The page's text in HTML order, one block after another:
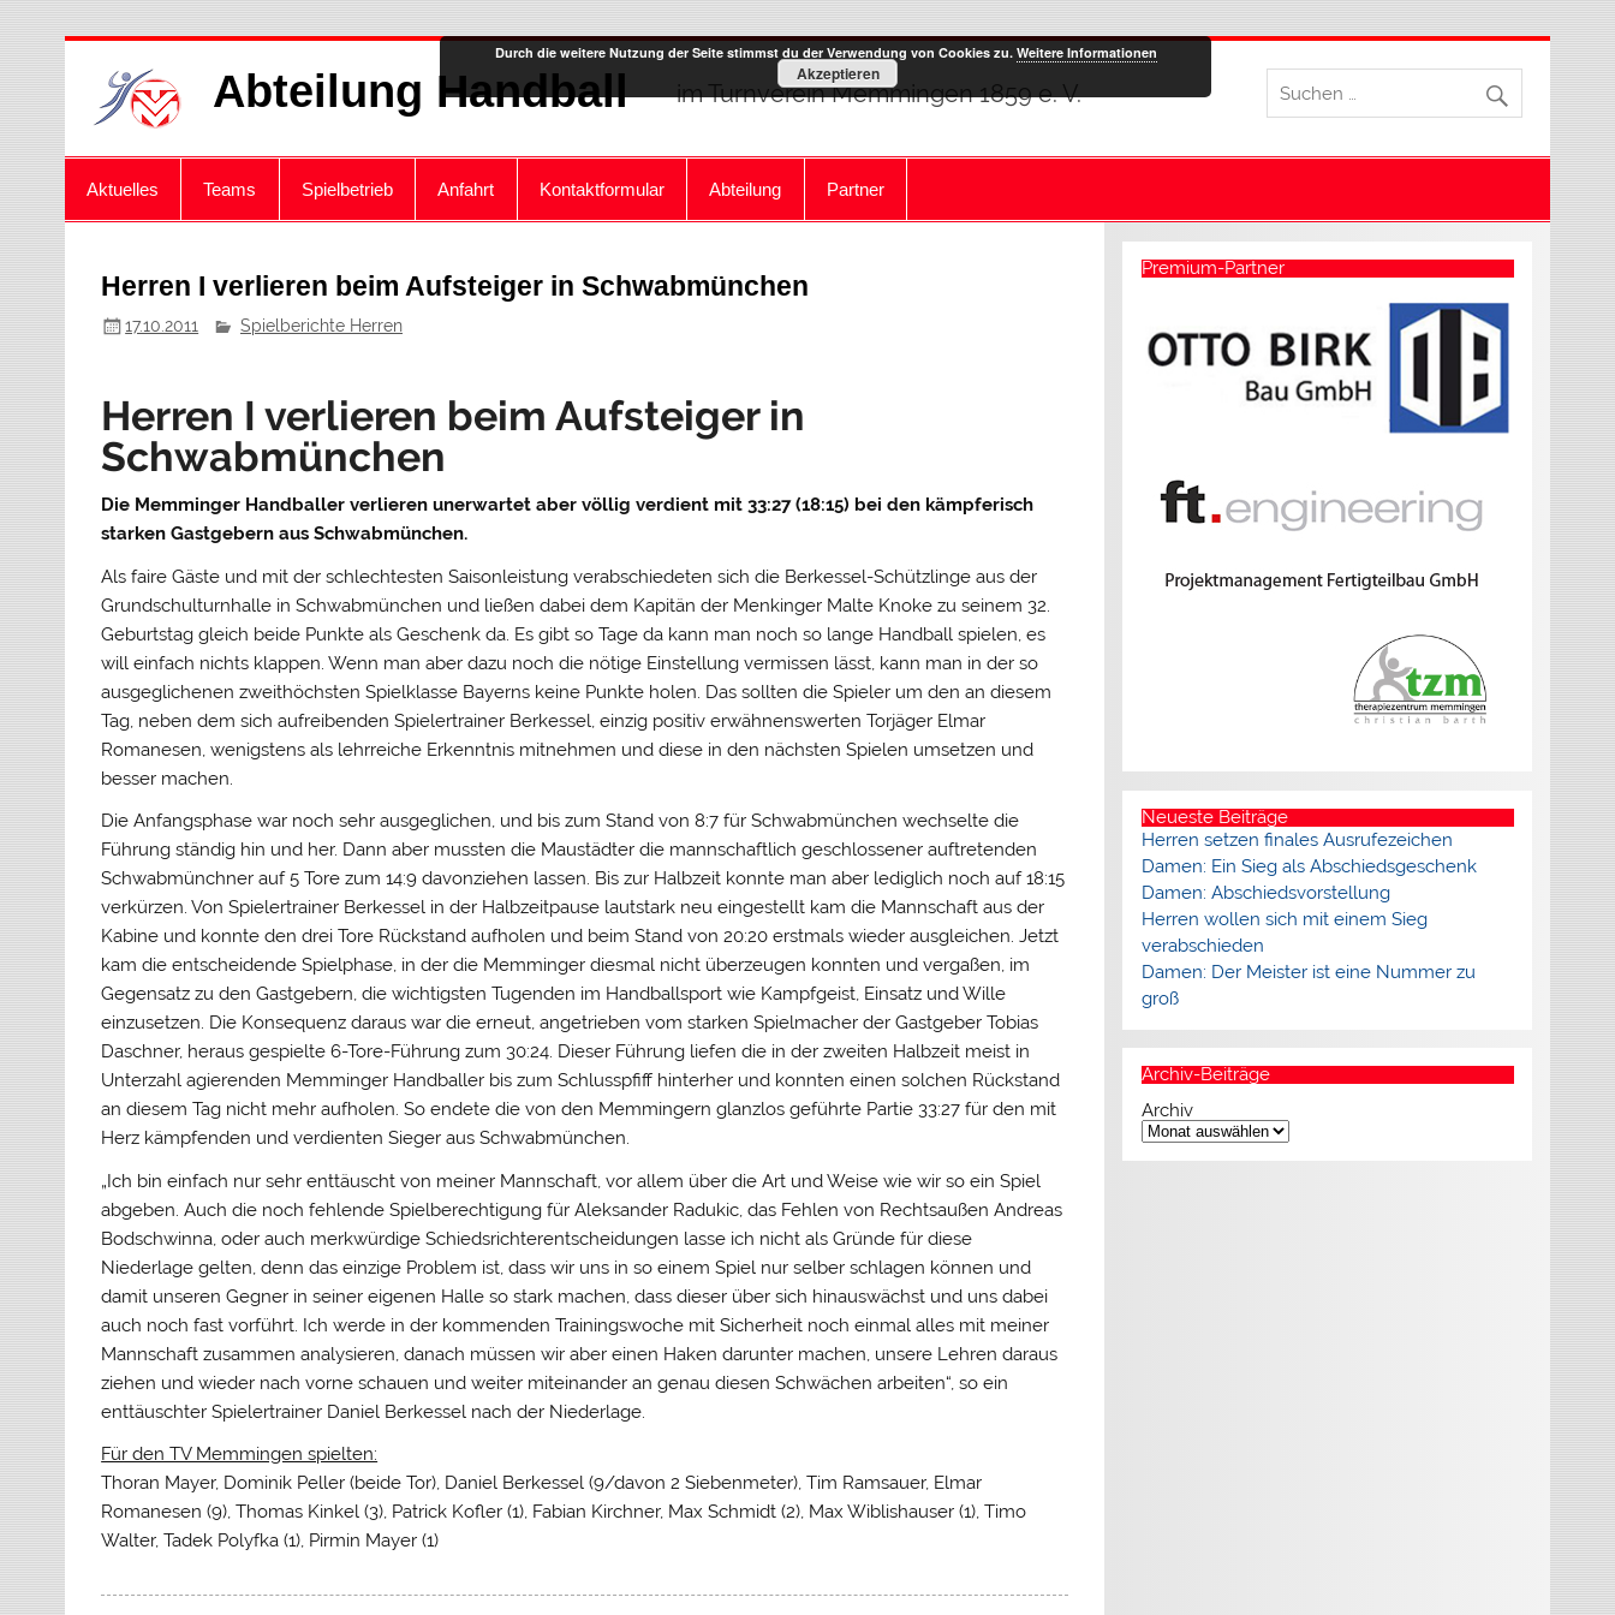
Abteilung Handball im Turnverein Memmingen 1859 e. V.
Aktuelles Teams Spielbetrieb Anfahrt Kontaktformular Abteilung Partner
Herren I verlieren beim Aufsteiger in Schwabmünchen
17.10.2011 Spielberichte Herren
Herren I verlieren beim Aufsteiger in
Schwabmünchen
Die Memminger Handballer verlieren unerwartet aber völlig verdient mit 33:27 (18:15) bei den kämpferisch
starken Gastgebern aus Schwabmünchen.
Als faire Gäste und mit der schlechtesten Saisonleistung verabschiedeten sich die Berkessel-Schützlinge aus der
Grundschulturnhalle in Schwabmünchen und ließen dabei dem Kapitän der Menkinger Malte Knoke zu seinem 32.
Geburtstag gleich beide Punkte als Geschenk da. Es gibt so Tage da kann man noch so lange Handball spielen, es
will einfach nichts klappen. Wenn man aber dazu noch die nötige Einstellung vermissen lässt, kann man in der so
ausgeglichenen zweithöchsten Spielklasse Bayerns keine Punkte holen. Das sollten die Spieler um den an diesem
Tag, neben dem sich aufreibenden Spielertrainer Berkessel, einzig positiv erwähnenswerten Torjäger Elmar
Romanesen, wenigstens als lehrreiche Erkenntnis mitnehmen und diese in den nächsten Spielen umsetzen und
besser machen.
Die Anfangsphase war noch sehr ausgeglichen, und bis zum Stand von 8:7 für Schwabmünchen wechselte die
Führung ständig hin und her. Dann aber mussten die Maustädter die mannschaftlich geschlossener auftretenden
Schwabmünchner auf 5 Tore zum 14:9 davonziehen lassen. Bis zur Halbzeit konnte man aber lediglich noch auf 18:15
verkürzen. Von Spielertrainer Berkessel in der Halbzeitpause lautstark neu eingestellt kam die Mannschaft aus der
Kabine und konnte den drei Tore Rückstand aufholen und beim Stand von 20:20 erstmals wieder ausgleichen. Jetzt
kam die entscheidende Spielphase, in der die Memminger diesmal nicht überzeugen konnten und vergaßen, im
Gegensatz zu den Gastgebern, die wichtigsten Tugenden im Handballsport wie Kampfgeist, Einsatz und Wille
einzusetzen. Die Konsequenz daraus war die erneut, angetrieben vom starken Spielmacher der Gastgeber Tobias
Daschner, heraus gespielte 6-Tore-Führung zum 30:24. Dieser Führung liefen die in der zweiten Halbzeit meist in
Unterzahl agierenden Memminger Handballer bis zum Schlusspfiff hinterher und konnten einen solchen Rückstand
an diesem Tag nicht mehr aufholen. So endete die von den Memmingern glanzlos geführte Partie 33:27 für den mit
Herz kämpfenden und verdienten Sieger aus Schwabmünchen.
„Ich bin einfach nur sehr enttäuscht von meiner Mannschaft, vor allem über die Art und Weise wie wir so ein Spiel
abgeben. Auch die noch fehlende Spielberechtigung für Aleksander Radukic, das Fehlen von Rechtsaußen Andreas
Bodschwinna, oder auch merkwürdige Schiedsrichterentscheidungen lasse ich nicht als Gründe für diese
Niederlage gelten, denn das einzige Problem ist, dass wir uns in so einem Spiel nur selber schlagen können und
damit unseren Gegner in seiner eigenen Halle so stark machen, dass dieser über sich hinauswächst und uns dabei
auch noch fast vorführt. Ich werde in der kommenden Trainingswoche mit Sicherheit noch einmal alles mit meiner
Mannschaft zusammen analysieren, danach müssen wir aber einen Haken darunter machen, unsere Lehren daraus
ziehen und wieder nach vorne schauen und weiter miteinander an genau diesen Schwächen arbeiten“, so ein
enttäuschter Spielertrainer Daniel Berkessel nach der Niederlage.
Für den TV Memmingen spielten:
Thoran Mayer, Dominik Peller (beide Tor), Daniel Berkessel (9/davon 2 Siebenmeter), Tim Ramsauer, Elmar
Romanesen (9), Thomas Kinkel (3), Patrick Kofler (1), Fabian Kirchner, Max Schmidt (2), Max Wiblishauser (1), Timo
Walter, Tadek Polyfka (1), Pirmin Mayer (1)
Premium-Partner
Neueste Beiträge
Herren setzen finales Ausrufezeichen
Damen: Ein Sieg als Abschiedsgeschenk
Damen: Abschiedsvorstellung
Herren wollen sich mit einem Sieg
verabschieden
Damen: Der Meister ist eine Nummer zu
groß
Archiv-Beiträge
Archiv
Durch die weitere Nutzung der Seite stimmst du der Verwendung von Cookies zu. Weitere Informationen
Akzeptieren